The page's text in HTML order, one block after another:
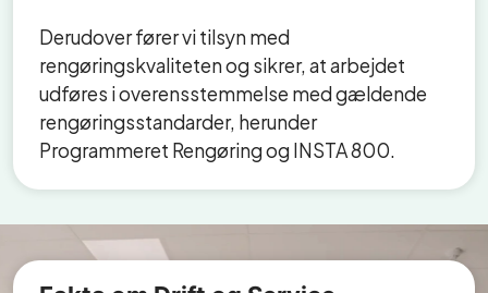
Derudover fører vi tilsyn med
rengøringskvaliteten og sikrer, at arbejdet
udføres i overensstemmelse med gældende
rengøringsstandarder, herunder
Programmeret Rengøring og INSTA 800.